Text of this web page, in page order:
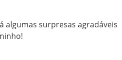
algumas surpresas agradáveis